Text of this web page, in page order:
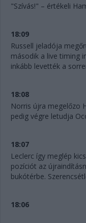
"Szívás!" – értékeli
18:09
Russell jeladója
második a live timing
inkább levették a
18:08
Norris újra megelőzo
pedig végre letudja
18:07
Leclerc így meglép
pozíciót az
bukótérbe.
18:06